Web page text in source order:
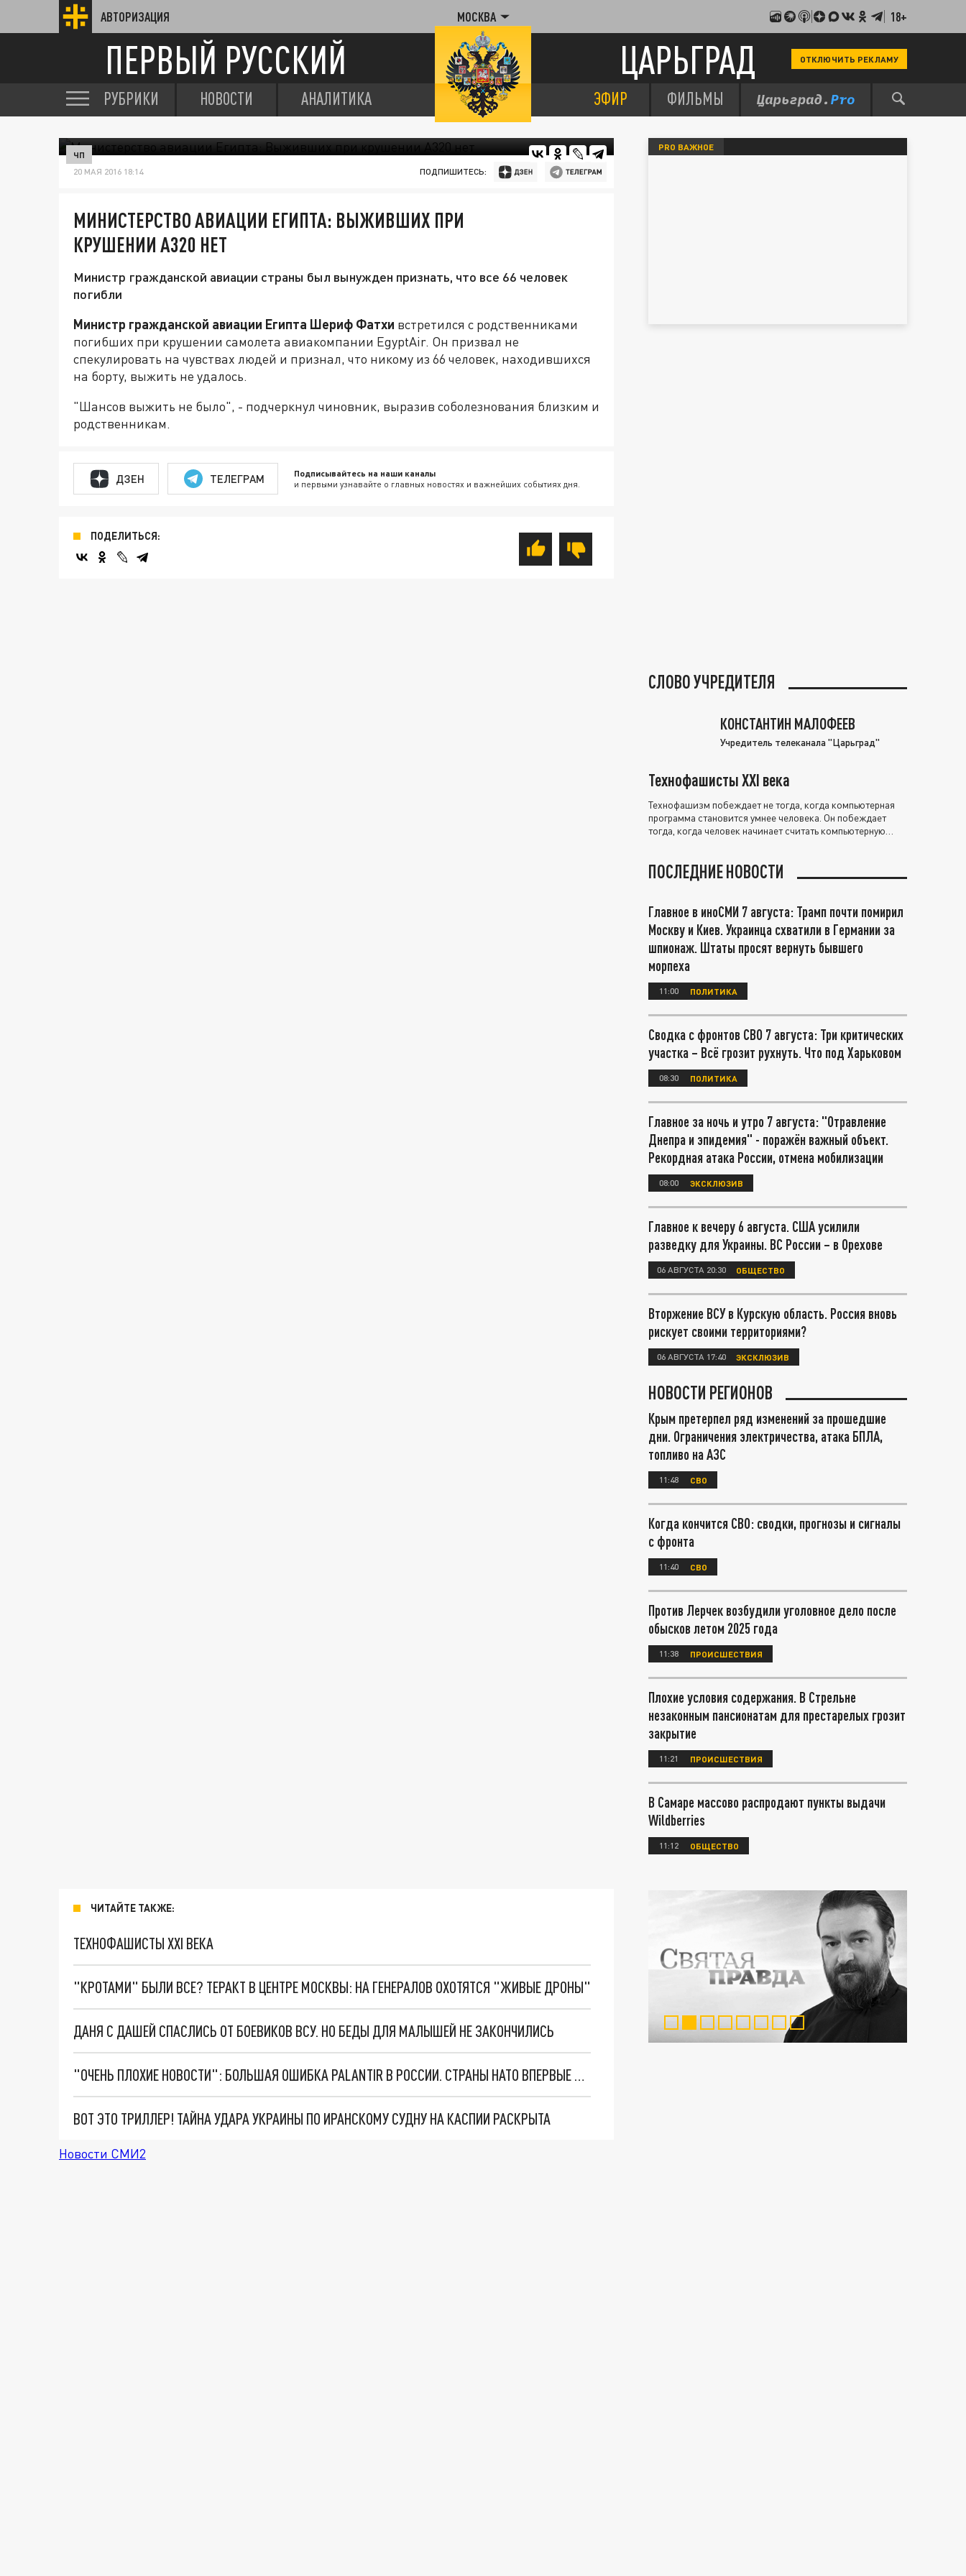
АВТОРИЗАЦИЯ МОСКВА 18+
ПЕРВЫЙ РУССКИЙ ЦАРЬГРАД ОТКЛЮЧИТЬ РЕКЛАМУ
РУБРИКИ НОВОСТИ АНАЛИТИКА ЭФИР ФИЛЬМЫ
ЧП
20 МАЯ 2016 18:14 ПОДПИШИТЕСЬ:
МИНИСТЕРСТВО АВИАЦИИ ЕГИПТА: ВЫЖИВШИХ ПРИ
КРУШЕНИИ A320 НЕТ
Министр гражданской авиации страны был вынужден признать, что все 66 человек
погибли
Министр гражданской авиации Египта Шериф Фатхи встретился с родственниками
погибших при крушении самолета авиакомпании EgyptAir. Он призвал не
спекулировать на чувствах людей и признал, что никому из 66 человек, находившихся
на борту, выжить не удалось.
"Шансов выжить не было", - подчеркнул чиновник, выразив соболезнования близким и
родственникам.
ДЗЕН ТЕЛЕГРАМ Подписывайтесь на наши каналы
и первыми узнавайте о главных новостях и важнейших событиях дня.
ПОДЕЛИТЬСЯ:
ЧИТАЙТЕ ТАКЖЕ:
ТЕХНОФАШИСТЫ XXI ВЕКА
"КРОТАМИ" БЫЛИ ВСЕ? ТЕРАКТ В ЦЕНТРЕ МОСКВЫ: НА ГЕНЕРАЛОВ ОХОТЯТСЯ "ЖИВЫЕ ДРОНЫ"
ДАНЯ С ДАШЕЙ СПАСЛИСЬ ОТ БОЕВИКОВ ВСУ. НО БЕДЫ ДЛЯ МАЛЫШЕЙ НЕ ЗАКОНЧИЛИСЬ
"ОЧЕНЬ ПЛОХИЕ НОВОСТИ": БОЛЬШАЯ ОШИБКА PALANTIR В РОССИИ. СТРАНЫ НАТО ВПЕРВЫЕ ЗА СВО ОСТАНОВИЛИ ПОСТАВКИ ОРУЖИЯ. ВСУ ТЕРЯЮТ ПРИГРАНИЧЬЕ?
ВОТ ЭТО ТРИЛЛЕР! ТАЙНА УДАРА УКРАИНЫ ПО ИРАНСКОМУ СУДНУ НА КАСПИИ РАСКРЫТА
Новости СМИ2
PRO ВАЖНОЕ
СЛОВО УЧРЕДИТЕЛЯ
КОНСТАНТИН МАЛОФЕЕВ
Учредитель телеканала "Царьград"
Технофашисты XXI века
Технофашизм побеждает не тогда, когда компьютерная
программа становится умнее человека. Он побеждает
тогда, когда человек начинает считать компьютерную
ПОСЛЕДНИЕ НОВОСТИ
Главное в иноСМИ 7 августа: Трамп почти помирил
Москву и Киев. Украинца схватили в Германии за
шпионаж. Штаты просят вернуть бывшего
морпеха
11:00 ПОЛИТИКА
Сводка с фронтов СВО 7 августа: Три критических
участка – Всё грозит рухнуть. Что под Харьковом
08:30 ПОЛИТИКА
Главное за ночь и утро 7 августа: "Отравление
Днепра и эпидемия" - поражён важный объект.
Рекордная атака России, отмена мобилизации
08:00 ЭКСКЛЮЗИВ
Главное к вечеру 6 августа. США усилили
разведку для Украины. ВС России – в Орехове
06 АВГУСТА 20:30 ОБЩЕСТВО
Вторжение ВСУ в Курскую область. Россия вновь
рискует своими территориями?
06 АВГУСТА 17:40 ЭКСКЛЮЗИВ
НОВОСТИ РЕГИОНОВ
Крым претерпел ряд изменений за прошедшие
дни. Ограничения электричества, атака БПЛА,
топливо на АЗС
11:48 СВО
Когда кончится СВО: сводки, прогнозы и сигналы
с фронта
11:40 СВО
Против Лерчек возбудили уголовное дело после
обысков летом 2025 года
11:38 ПРОИСШЕСТВИЯ
Плохие условия содержания. В Стрельне
незаконным пансионатам для престарелых грозит
закрытие
11:21 ПРОИСШЕСТВИЯ
В Самаре массово распродают пункты выдачи
Wildberries
11:12 ОБЩЕСТВО